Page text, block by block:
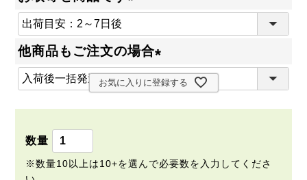
必
須
)
他商品もご注文の場合
(
お気に入りに登録する